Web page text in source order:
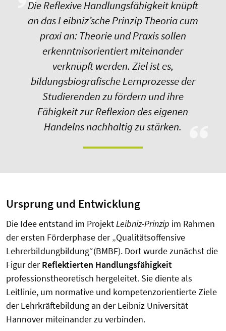
Die Reflexive Handlungsfähigkeit knüpft
an das Leibniz’sche Prinzip Theoria cum
praxi an: Theorie und Praxis sollen
erkenntnisorientiert miteinander
verknüpft werden. Ziel ist es,
bildungsbiografische Lernprozesse der
Studierenden zu fördern und ihre
Fähigkeit zur Reflexion des eigenen
Handelns nachhaltig zu stärken.
Ursprung und Entwicklung
Die Idee entstand im ProjektLeibniz-Prinzip im Rahmen
der ersten Förderphase der „Qualitätsoffensive
Lehrerbildungbildung“(BMBF). Dort wurde zunächst die
Figur derReflektierten Handlungsfähigkeit
professionstheoretisch hergeleitet. Sie diente als
Leitlinie, um normative und kompetenzorientierte Ziele
der Lehrkräftebildung an der Leibniz Universität
Hannover miteinander zu verbinden.